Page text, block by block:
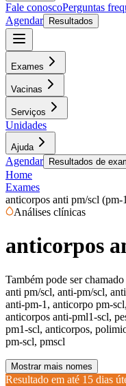
Fale conoscoPerguntas
Agendar
Resultados
Exames
Vacinas
Serviços
Unidades
Ajuda
Agendar Resultados de
Home
Exames
anticorpos anti pm/scl (pm-
Análises clínicas
anticorpos
Também pode ser chamado
anti pm/scl, anti-pm/scl,
anti-pm-1, anticorpo pm-
anticorpos anti-pml1-scl,
pm1-scl, anticorpos,
pm-scl, pmscl
Mostrar mais nomes
Resultado em até 15 dias